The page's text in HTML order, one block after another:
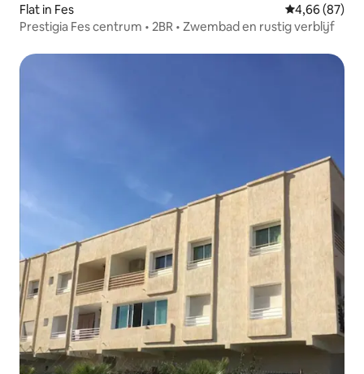
Flat in Fes Gemiddelde
4,66 (87)
Prestigia Fes centrum • 2BR • Zwembad en rustig verblijf